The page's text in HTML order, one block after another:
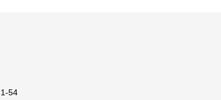
54